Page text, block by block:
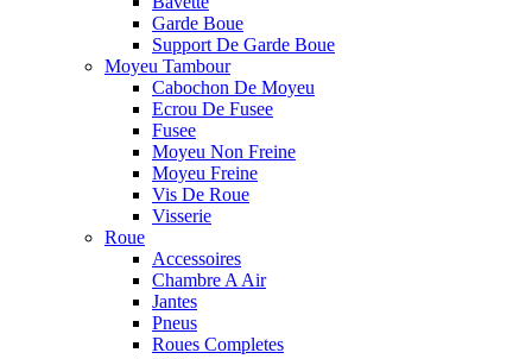
Garde Boue
Support De Garde Boue
Moyeu Tambour
Cabochon De Moyeu
Ecrou De Fusee
Fusee
Moyeu Non Freine
Moyeu Freine
Vis De Roue
Visserie
Roue
Accessoires
Chambre A Air
Jantes
Pneus
Roues Completes